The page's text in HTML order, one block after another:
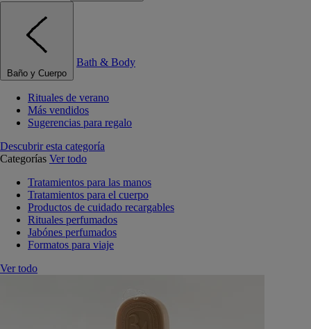
Baño y Cuerpo
Bath & Body
Rituales de verano
Más vendidos
Sugerencias para regalo
Descubrir esta categoría
Categorías Ver todo
Tratamientos para las manos
Tratamientos para el cuerpo
Productos de cuidado recargables
Rituales perfumados
Jabónes perfumados
Formatos para viaje
Ver todo